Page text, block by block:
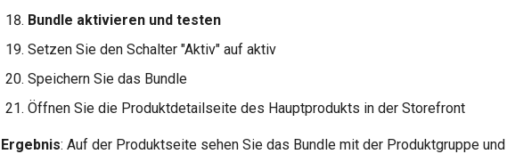
Bundle aktivieren und testen
Setzen Sie den Schalter "Aktiv" auf aktiv
Speichern Sie das Bundle
Öffnen Sie die Produktdetailseite des Hauptprodukts in der Storefront
Ergebnis: Auf der Produktseite sehen Sie das Bundle mit der Produktgruppe